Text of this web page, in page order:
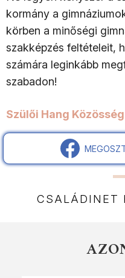
kormány a
körben a minőségi
szakképzés feltételeit,
számára leginkább
szabadon!
Szülői Hang Közösség
CSALÁDINET